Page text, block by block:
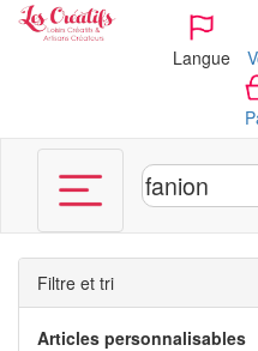
Langue
Filtre et tri
Articles personnalisables
Panneau de gestion des cookies